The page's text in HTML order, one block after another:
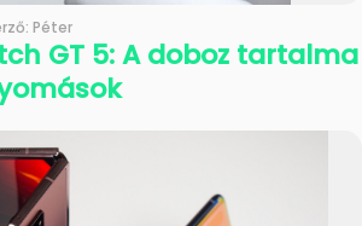
Péter
GT 5: A doboz tartalma